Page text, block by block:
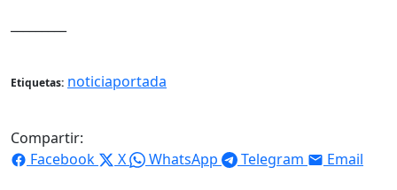
Etiquetas: noticiaportada
Compartir:
Facebook
X WhatsApp Telegram Email